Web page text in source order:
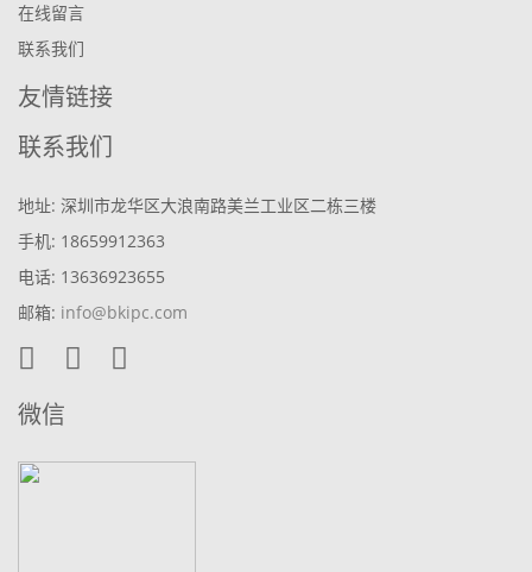
在线留言
联系我们
友情链接
联系我们
地址: 深圳市龙华区大浪南路美兰工业区二栋三楼
手机: 18659912363
电话: 13636923655
邮箱: info@bkipc.com
微信